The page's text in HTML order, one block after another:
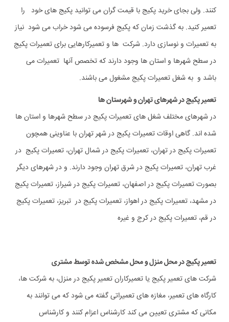
کنند. ولی بجای خرید پکیج با قیمت گران می توانید پکیج های خود را
تعمیر کنید. به گذشت زمان که پکیج فرسوده می شود خراب می شود نیاز
به تعمیرات و نوسازی دارد. شرکت ها و تعمیرکارهایی برای تعمیرات پکیج
در سطح شهرها و استان ها وجود دارند که تخصص آنها تعمیرات می
باشد و به شغل تعمیرات پکیج مشغول می باشند.
تعمیر پکیج در شهرهای تهران و شهرستان ها
در شهرهای مختلف شغل های تعمیرات پکیج در سطح شهرها و استان ها
شده اند. گاهی اوقات تعمیرات پکیج در شهر تهران با عناوینی همچون
تعمیرات پکیج در تهران، تعمیرات پکیج در شمال تهران، تعمیرات پکیج در
غرب تهران، تعمیرات پکیج در شرق تهران وجود دارند. و در شهرهای دیگر
بصورت تعمیرات پکیج در اصفهان، تعمیرات پکیج در شیراز، تعمیرات پکیج
در مشهد، تعمیرات پکیج در اهواز، تعمیرات پکیج در تبریز، تعمیرات پکیج
در قم، تعمیرات پکیج در کرج و غیره
تعمیر پکیج در محل منزل و محل مشخص شده توسط مشتری
شرکت های تعمیر پکیج یا تعمیرکاران تعمیر پکیج در منزل، به شرکت ها،
کارگاه های تعمیر، مغازه های تعمیراتی گفته می شود که می توانند به
مکانی که مشتری تعیین می کند کارشناس اعزام کنند و کارشناس